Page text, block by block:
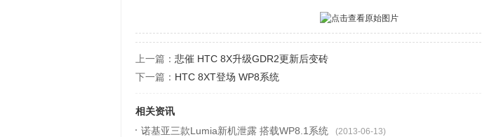
上一篇： 悲催 HTC 8X升级GDR2更新后变砖
下一篇： HTC 8XT登场 WP8系统
相关资讯
诺基亚三款Lumia新机泄露 搭载WP8.1系统
(2013-06-13)